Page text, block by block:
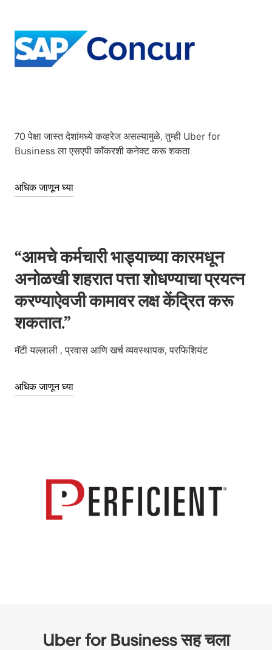
70 पेक्षा जास्त देशांमध्ये कव्हरेज असल्यामुळे, तुम्ही Uber for
Business ला एसएपी काँकरशी कनेक्ट करू शकता.
अधिक जाणून घ्या
“आमचे कर्मचारी भाड्याच्या कारमधून
अनोळखी शहरात पत्ता शोधण्याचा प्रयत्न
करण्याऐवजी कामावर लक्ष केंद्रित करू
शकतात.”
मॅटी यल्लाली , प्रवास आणि खर्च व्यवस्थापक, परफिशियंट
अधिक जाणून घ्या
Uber for Business सह चला